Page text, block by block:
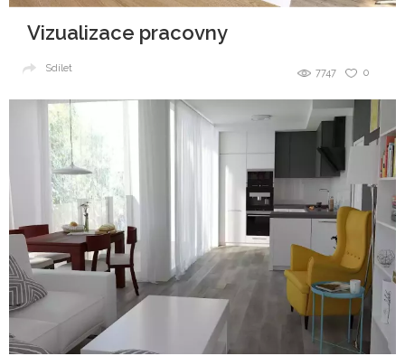
Vizualizace pracovny
0
7747
Sdílet